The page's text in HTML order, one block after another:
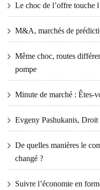
Le choc de l’offre touche
M&A, marchés de
Même choc, routes
pompe
Minute de marché : Êtes-
Evgeny Pashukanis, Droit
De quelles manières le
changé ?
Suivre l’économie en